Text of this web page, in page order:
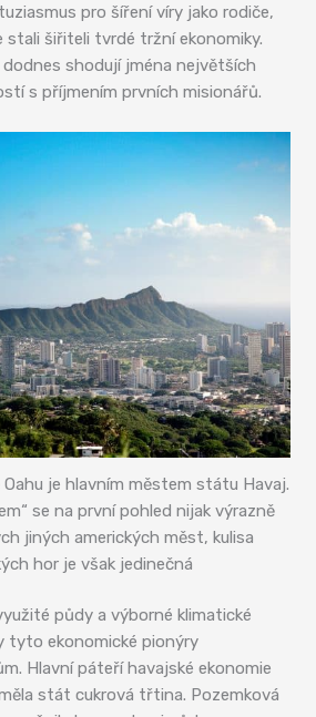
pro šíření víry jako rodiče,
stali šiřiteli tvrdé tržní ekonomiky.
dodnes shodují jména největších
s příjmením prvních misionářů.
je hlavním městem státu Havaj.
se na první pohled nijak výrazně
jiných amerických měst, kulisa
hor je však jedinečná
půdy a výborné klimatické
tyto ekonomické pionýry
Hlavní páteří havajské ekonomie
stát cukrová třtina. Pozemková